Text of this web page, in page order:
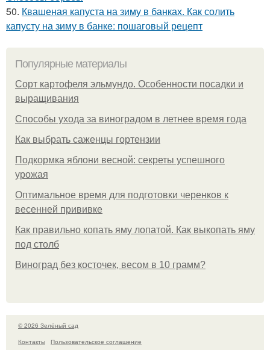
50. Квашеная капуста на зиму в банках. Как солить
капусту на зиму в банке: пошаговый рецепт
Популярные материалы
Сорт картофеля эльмундо. Особенности посадки и
выращивания
Способы ухода за виноградом в летнее время года
Как выбрать саженцы гортензии
Подкормка яблони весной: секреты успешного
урожая
Оптимальное время для подготовки черенков к
весенней прививке
Как правильно копать яму лопатой. Как выкопать яму
под столб
Виноград без косточек, весом в 10 грамм?
© 2026 Зелёный сад
Контакты
Пользовательское соглашение